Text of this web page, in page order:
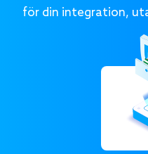
för din integration,